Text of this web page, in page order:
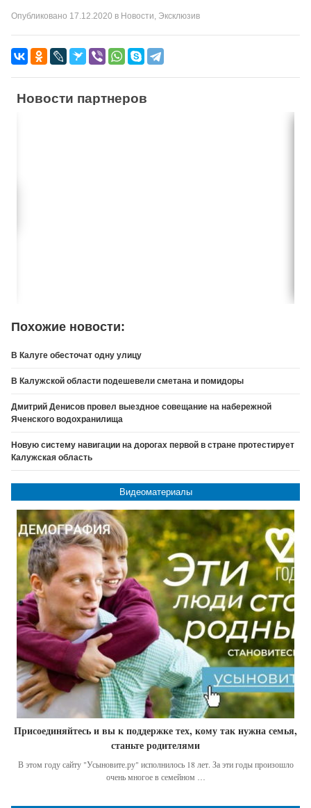
Опубликовано 17.12.2020 в Новости, Эксклюзив
Новости партнеров
Похожие новости:
В Калуге обесточат одну улицу
В Калужской области подешевели сметана и помидоры
Дмитрий Денисов провел выездное совещание на набережной
Яченского водохранилища
Новую систему навигации на дорогах первой в стране протестирует
Калужская область
Видеоматериалы
Присоединяйтесь и вы к поддержке тех, кому так нужна семья,
станьте родителями
В этом году сайту "Усыновите.ру" исполнилось 18 лет. За эти годы произошло
очень многое в семейном …